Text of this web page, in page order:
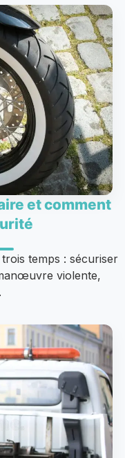
et comment
temps : sécuriser
violente,